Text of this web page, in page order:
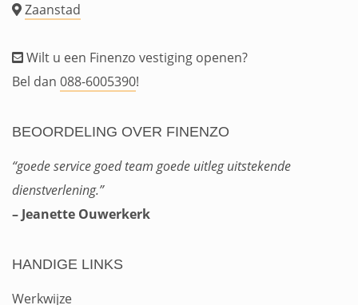
Zaanstad
Wilt u een Finenzo vestiging openen?
Bel dan 088-6005390!
BEOORDELING OVER FINENZO
“goede service goed team goede uitleg uitstekende
dienstverlening.”
– Jeanette Ouwerkerk
HANDIGE LINKS
Werkwijze